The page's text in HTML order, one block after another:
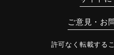
ご意見・お
許可なく転載する